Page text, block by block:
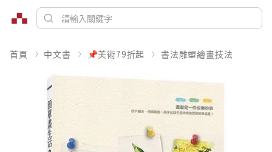
首頁 中文書 📌美術79折起 書法雕塑繪畫技法